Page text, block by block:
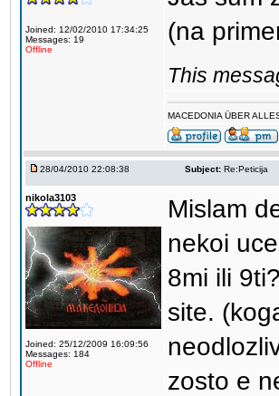
Joined: 12/02/2010 17:34:25
Messages: 19
Offline
(na
This
MACEDONIA ÜBER
28/04/2010 22:08:38 Subject: Re:Peticija
nikola3103
Joined: 25/12/2009 16:09:56
Messages: 184
Offline
Mislam
nekoi
8mi ili
site.
zosto e